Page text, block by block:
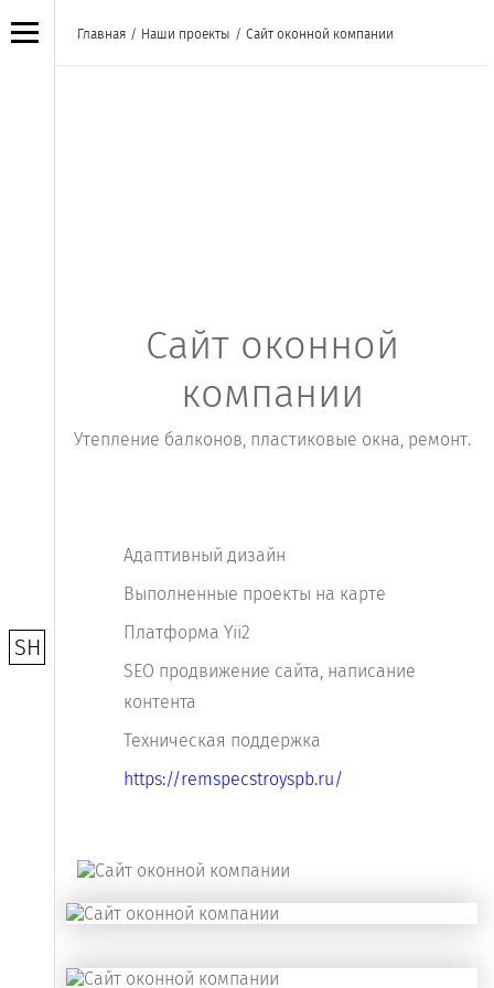
SH
Главная / Наши проекты / Сайт оконной компании
Сайт оконной
компании
Утепление балконов, пластиковые окна, ремонт.
Адаптивный дизайн
Выполненные проекты на карте
Платформа Yii2
SEO продвижение сайта, написание
контента
Техническая поддержка
https://remspecstroyspb.ru/